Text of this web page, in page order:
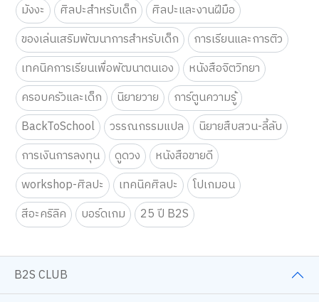
มังงะ
ศิลปะสำหรับเด็ก
ศิลปะและงานฝีมือ
ของเล่นเสริมพัฒนาการสำหรับเด็ก
การเรียนและการติว
เทคนิคการเรียนเพื่อพัฒนาตนเอง
หนังสือจิตวิทยา
ครอบครัวและเด็ก
นิยายวาย
การ์ตูนความรู้
BackToSchool
วรรณกรรมแปล
นิยายสืบสวน-ลี้ลับ
การเงินการลงทุน
ดูดวง
หนังสือขายดี
workshop-ศิลปะ
เทคนิคศิลปะ
โปเกมอน
สีอะคริลิค
บอร์ดเกม 25 ปี B2S
B2S CLUB